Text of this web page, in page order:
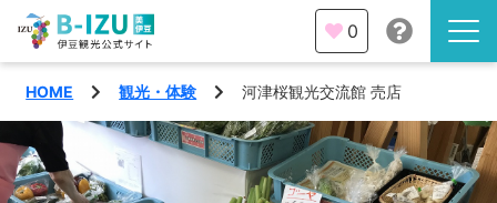
伊豆半島を知る
伊豆のみどころ
0
HOME 観光・体験 河津桜観光交流館 売店